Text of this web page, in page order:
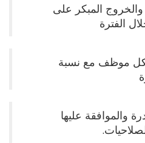
المبكر على
الفترة
موظف مع نسبة
والموافقة عليها